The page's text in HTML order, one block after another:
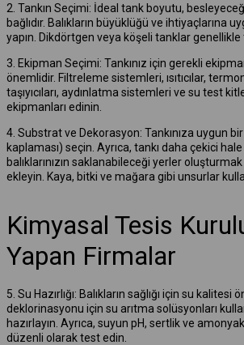
2. Tankın Seçimi: İdeal tank boyutu,
bağlıdır. Balıkların büyüklüğü ve ihtiyaçlarına
yapın. Dikdörtgen veya köşeli tanklar
3. Ekipman Seçimi: Tankınız için gerekli
önemlidir. Filtreleme sistemleri, ısıtıcılar,
taşıyıcıları, aydınlatma sistemleri ve su test
ekipmanları edinin.
4. Substrat ve Dekorasyon: Tankınıza uygun
kaplaması) seçin. Ayrıca, tankı daha çekici
balıklarınızın saklanabileceği yerler
ekleyin. Kaya, bitki ve mağara gibi unsurlar
Kimyasal Tesis
Yapan Firmalar
5. Su Hazırlığı: Balıkların sağlığı için su kalitesi
deklorinasyonu için su arıtma solüsyonları
hazırlayın. Ayrıca, suyun pH, sertlik ve
düzenli olarak test edin.